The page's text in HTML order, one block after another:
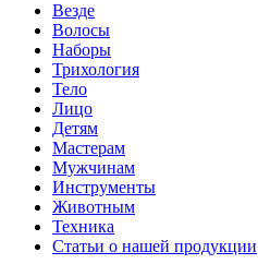
Везде
Волосы
Наборы
Трихология
Тело
Лицо
Детям
Мастерам
Мужчинам
Инструменты
Животным
Техника
Статьи о нашей продукции